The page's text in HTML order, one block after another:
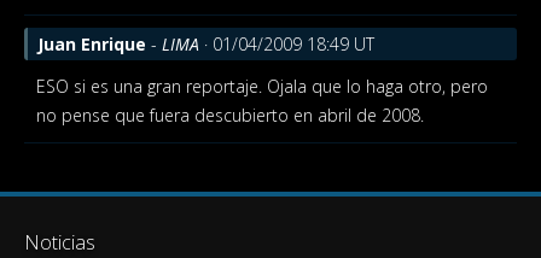
Juan Enrique - LIMA · 01/04/2009 18:49 UT
ESO si es una gran reportaje. Ojala que lo haga otro, pero
no pense que fuera descubierto en abril de 2008.
Noticias